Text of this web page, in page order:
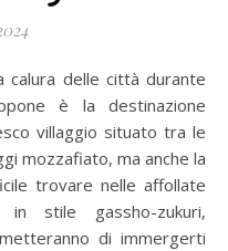
è la destinazione
villaggio situato tra le
mozzafiato, ma anche la
trovare nelle affollate
stile gassho-zukuri,
di immergerti